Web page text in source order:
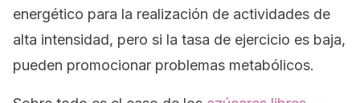
energético para la realización de actividades de
alta intensidad, pero si la tasa de ejercicio es baja,
pueden promocionar problemas metabólicos.